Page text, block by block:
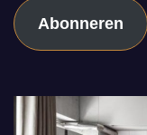
Abonneren